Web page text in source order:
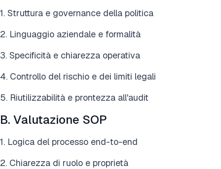
1. Struttura e governance della politica
2. Linguaggio aziendale e formalità
3. Specificità e chiarezza operativa
4. Controllo del rischio e dei limiti legali
5. Riutilizzabilità e prontezza all'audit
B. Valutazione SOP
1. Logica del processo end-to-end
2. Chiarezza di ruolo e proprietà